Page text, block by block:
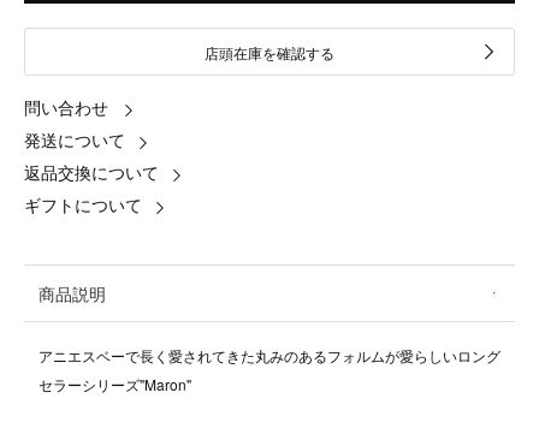
店頭在庫を確認する
問い合わせ
発送について
返品交換について
ギフトについて
商品説明
アニエスベーで長く愛されてきた丸みのあるフォルムが愛らしいロング
セラーシリーズ"Maron"